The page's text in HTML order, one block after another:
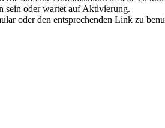
sein oder wartet auf Aktivierung.
oder den entsprechenden Link zu